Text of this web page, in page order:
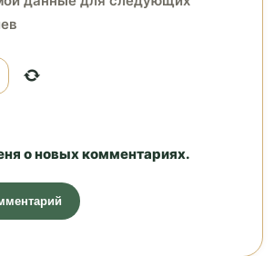
о новых комментариях.